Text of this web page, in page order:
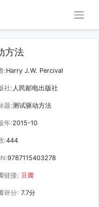
方法
:Harry J.W. Percival
社:人民邮电出版社
题:测试驱动方法
年:2015-10
:444
9787115403278
链接: 豆瓣
评分: 7.7分